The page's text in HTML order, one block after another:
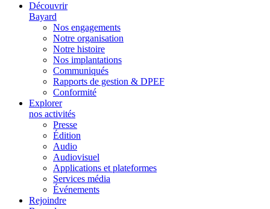
Découvrir
Bayard
Nos engagements
Notre organisation
Notre histoire
Nos implantations
Communiqués
Rapports de gestion & DPEF
Conformité
Explorer
nos activités
Presse
Édition
Audio
Audiovisuel
Applications et plateformes
Services média
Événements
Rejoindre